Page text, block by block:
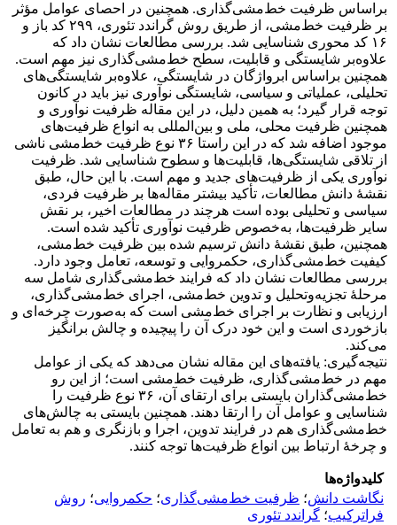
براساس ظرفیت خط‌مشی‌گذاری. همچنین در احصای عوامل مؤثر
بر ظرفیت خط‌مشی، از طریق روش گراندد تئوری، ۲۹۹ کد باز و
۱۶ کد محوری شناسایی شد. بررسی مطالعات نشان داد که
علاوه‌بر شایستگی و قابلیت، سطح خط‌مشی‌گذاری نیز مهم است.
همچنین براساس ابرواژگان در شایستگی، علاوه‌بر شایستگی‌های
تحلیلی، عملیاتی و سیاسی، شایستگی نوآوری نیز باید در کانون
توجه قرار گیرد؛ به همین دلیل، در این مقاله ظرفیت نوآوری و
همچنین ظرفیت محلی، ملی و بین‌المللی به انواع ظرفیت‌های
موجود اضافه شد که در این راستا ۳۶ نوع ظرفیت خط‌مشی ناشی
از تلاقی شایستگی‌ها، قابلیت‌ها و سطوح شناسایی شد. ظرفیت
نوآوری یکی از ظرفیت‌های جدید و مهم است. با این حال، طبق
نقشۀ دانش مطالعات، تأکید بیشتر مقاله‌ها بر ظرفیت فردی،
سیاسی و تحلیلی بوده است هرچند در مطالعات اخیر، بر نقش
سایر ظرفیت‌ها، به‌خصوص ظرفیت نوآوری تأکید شده است.
همچنین، طبق نقشۀ دانش ترسیم شده بین ظرفیت خط‌مشی،
کیفیت خط‌مشی‌گذاری، حکمروایی و توسعه، تعامل وجود دارد.
بررسی مطالعات نشان داد که فرایند خط‌مشی‌گذاری شامل سه
مرحلۀ تجزیه‌وتحلیل و تدوین خط‌مشی، اجرای خط‌مشی‌گذاری،
ارزیابی و نظارت بر اجرای خط‌مشی است که به‌صورت چرخه‌ای و
بازخوردی است و این خود درک آن را پیچیده و چالش برانگیز
می‌کند.
نتیجه‌گیری: یافته‌های این مقاله نشان می‌دهد که یکی از عوامل
مهم در خط‌مشی‌گذاری، ظرفیت خط‌مشی است؛ از این رو
خط‌مشی‌گذاران بایستی برای ارتقای آن، ۳۶ نوع ظرفیت را
شناسایی و عوامل آن را ارتقا دهند. همچنین بایستی به چالش‌های
خط‌مشی‌گذاری هم در فرایند تدوین، اجرا و بازنگری و هم به تعامل
و چرخۀ ارتباط بین انواع ظرفیت‌ها توجه کنند.
کلیدواژه‌ها
نگاشت دانش؛ ظرفیت خط‌مشی‌گذاری؛ حکمروایی؛ روش
فراترکیب؛ گراندد تئوری